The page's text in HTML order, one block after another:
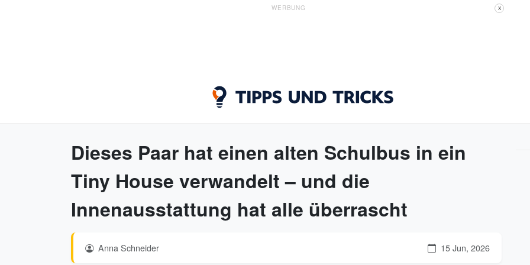
WERBUNG X
Dieses Paar hat einen alten Schulbus in ein
Tiny House verwandelt – und die
Innenausstattung hat alle überrascht
Anna Schneider 15 Jun, 2026